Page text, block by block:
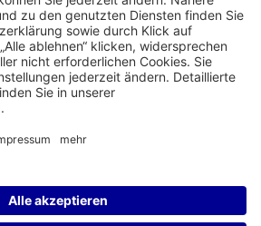
properties.socialType
properties.socialType
Airport Services Worldwide